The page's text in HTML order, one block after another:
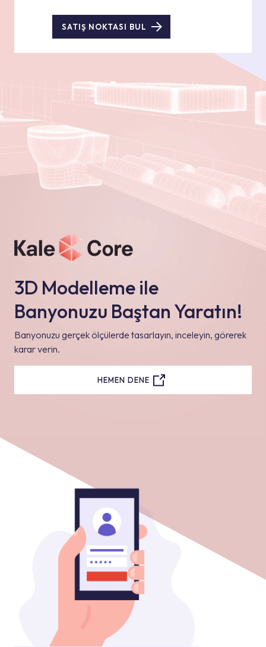
SATIŞ NOKTASI BUL
3D Modelleme ile
Banyonuzu Baştan Yaratın!
Banyonuzu gerçek ölçülerde tasarlayın, inceleyin, görerek
karar verin.
HEMEN DENE